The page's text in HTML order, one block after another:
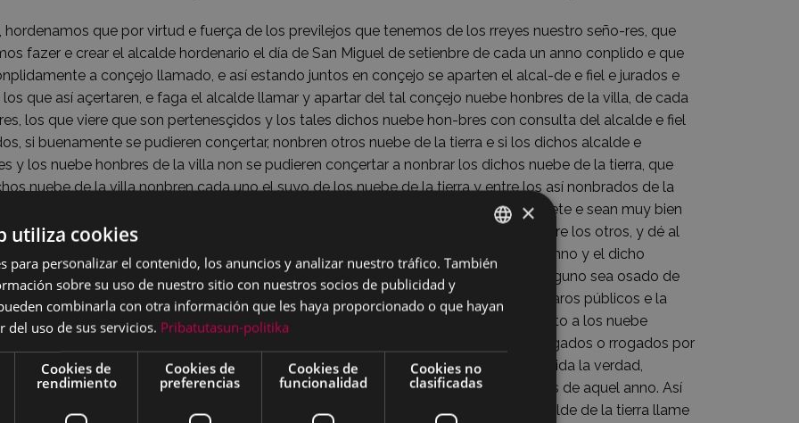
hordenamos que por virtud e fuerça de los previlejos que tenemos de los rreyes nuestro seño-res, que
fazer e crear el alcalde hordenario el día de San Miguel de setienbre de cada un anno conplido e que
a conçejo llamado, e así estando juntos en conçejo se aparten el alcal-de e fiel e jurados e
los que así açertaren, e faga el alcalde llamar y apartar del tal conçejo nuebe honbres de la villa, de cada
los que viere que son pertenesçidos y los tales dichos nuebe hon-bres con consulta del alcalde e fiel
si buenamente se pudieren conçertar, nonbren otros nuebe de la tierra e si los dichos alcalde e
y los nuebe honbres de la villa non se pudieren conçertar a nonbrar los dichos nuebe de la tierra, que
nuebe de la villa nonbren cada uno el suyo de los nuebe de la tierra y entre los así nonbrados de la
se fagan nuebe charteles de sus nonbres y se pon-gan por alcalde en una olla o bonete e sean muy bien
e fagan venir un moço menor de quinze annos y le manden sacar un chartel de entre los otros, y dé al
alcalde y el nonbre de quien sacare escripto, aquel sea avido por alcalde por aquel anno y el dicho
nonbre al tal alcalde si supiere leer, si non que ge lo lea el escrivano fiel. E otrosí, ninguno sea osado de
ni nonbrar alcalde, sopena de quinientos maravedís, la meitad para los rreparos públicos e la
para los ofiçiales del anno pasado. Yten, que el dicho alcalde rresçiva juramento a los nuebe
de la dicha villa, que así vien a escoger a los dichos nuebe de la tierra, si son encargados o rrogados por
o algunas personas a quien han de nonbrar para los ofiçios de aquel anno, sobresavida la verdad,
tales para quienes fueren encargados, non sean nonbrados nin avidos por ofiçiales de aquel anno. Así
se tenga la misma forma para la creaçión de alcalde de la villa. Que el alcalde de la tierra llame
BASQUE
×
utiliza cookies
para personalizar el contenido, los anuncios y analizar nuestro tráfico. También
sobre su uso de nuestro sitio con nuestros socios de publicidad y
combinarla con otra información que les haya proporcionado o que hayan
del uso de sus servicios. Pribatutasun-politika
Cookies de
rendimiento
Cookies de
preferencias
Cookies de
funcionalidad
Cookies no
clasificadas